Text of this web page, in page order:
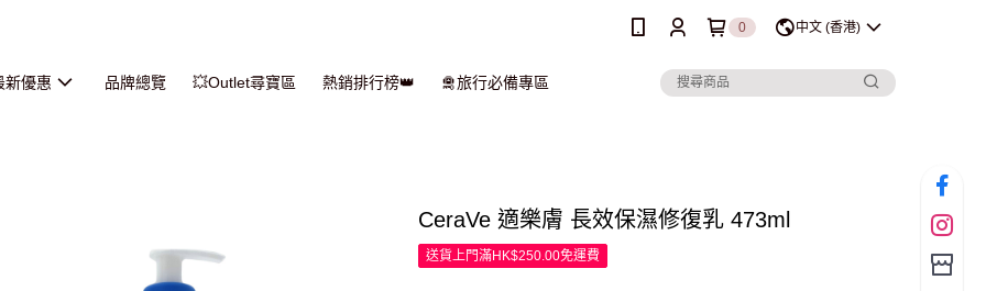
0 中文 (香港)
新優惠 品牌總覽 💥Outlet尋寶區 熱銷排行榜👑 🛅旅行必備專區
CeraVe 適樂膚 長效保濕修復乳 473ml
送貨上門滿HK$250.00免運費